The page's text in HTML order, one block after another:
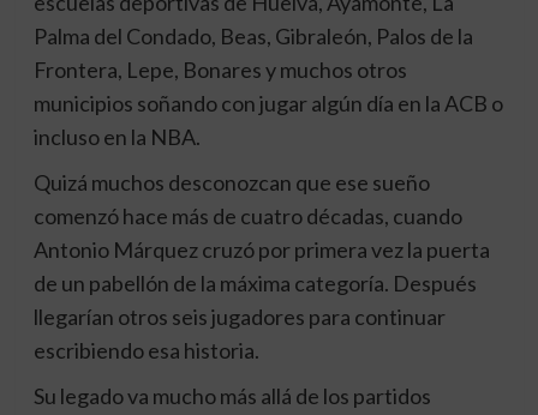
Palma del Condado, Beas, Gibraleón, Palos de la
Frontera, Lepe, Bonares y muchos otros
municipios soñando con jugar algún día en la ACB o
incluso en la NBA.
Quizá muchos desconozcan que ese sueño
comenzó hace más de cuatro décadas, cuando
Antonio Márquez cruzó por primera vez la puerta
de un pabellón de la máxima categoría. Después
llegarían otros seis jugadores para continuar
escribiendo esa historia.
Su legado va mucho más allá de los partidos